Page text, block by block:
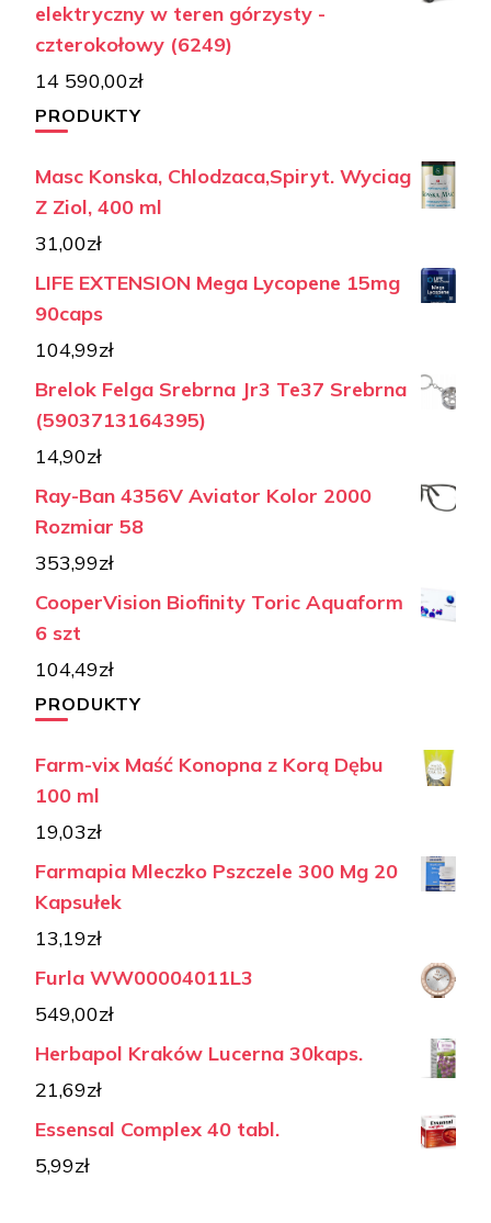
elektryczny w teren górzysty -
czterokołowy (6249)
14 590,00zł
PRODUKTY
Masc Konska, Chlodzaca,Spiryt. Wyciag
Z Ziol, 400 ml
31,00zł
LIFE EXTENSION Mega Lycopene 15mg
90caps
104,99zł
Brelok Felga Srebrna Jr3 Te37 Srebrna
(5903713164395)
14,90zł
Ray-Ban 4356V Aviator Kolor 2000
Rozmiar 58
353,99zł
CooperVision Biofinity Toric Aquaform
6 szt
104,49zł
PRODUKTY
Farm-vix Maść Konopna z Korą Dębu
100 ml
19,03zł
Farmapia Mleczko Pszczele 300 Mg 20
Kapsułek
13,19zł
Furla WW00004011L3
549,00zł
Herbapol Kraków Lucerna 30kaps.
21,69zł
Essensal Complex 40 tabl.
5,99zł